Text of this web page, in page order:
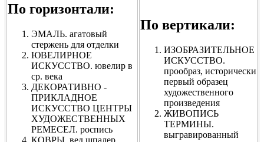
По горизонтали:
ЭМАЛЬ. агатовый
стержень для отделки
ЮВЕЛИРНОЕ
ИСКУССТВО. ювелир в
ср. века
ДЕКОРАТИВНО -
ПРИКЛАДНОЕ
ИСКУССТВО ЦЕНТРЫ
ХУДОЖЕСТВЕННЫХ
РЕМЕСЕЛ. роспись
КОВРЫ. вед шпалер
По вертикали:
ИЗОБРАЗИТЕЛЬНОЕ
ИСКУССТВО.
прообраз, исторически
первый образец
художественного
произведения
ЖИВОПИСЬ
ТЕРМИНЫ.
выгравированный